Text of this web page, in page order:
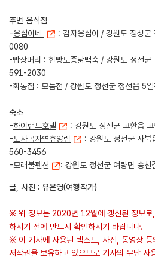
주변 음식점
-옹심이네
: 감자옹심이 / 강원도 정성
0080
-밥상머리 : 한방토종닭백숙 / 강원도 정선
591-2030
-회동집 : 모둠전 / 강원도 정선군 정선읍
숙소
-하이랜드호텔
: 강원도 정선군 고한읍
-도사곡자연휴양림
: 강원도 정선군 사
560-3456
-모래불펜션 : 강원도 정선군 여량면 송
글, 사진 : ​유은영(여행작가)
※ 위 정보는 2020년 12월에 갱신된 정보로
하시기 전에 반드시 확인하시기 바랍니다.
※ 이 기사에 사용된 텍스트, 사진, 동영상 등
저작권을 보유하고 있으므로 기사의 무단 사